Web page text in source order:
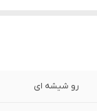
رو شیشه ای